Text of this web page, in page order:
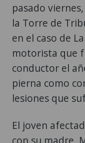
pasado
la Torre de
en el caso de
motorista que
conductor el
pierna como
lesiones que
El joven
con su madre,